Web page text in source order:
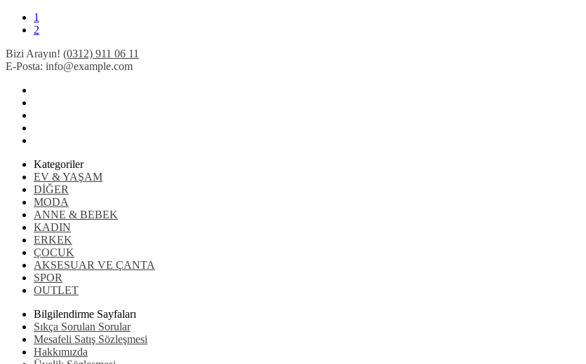
1
2
Bizi Arayın! (0312) 911 06 11
E-Posta: info@example.com
Kategoriler
EV & YAŞAM
DİĞER
MODA
ANNE & BEBEK
KADIN
ERKEK
ÇOCUK
AKSESUAR VE ÇANTA
SPOR
OUTLET
Bilgilendirme Sayfaları
Sıkça Sorulan Sorular
Mesafeli Satış Sözleşmesi
Hakkımızda